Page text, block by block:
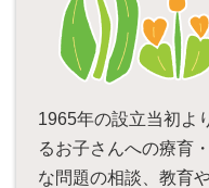
1965年の設立当初よ
るお子さんへの療育
な問題の相談、教育